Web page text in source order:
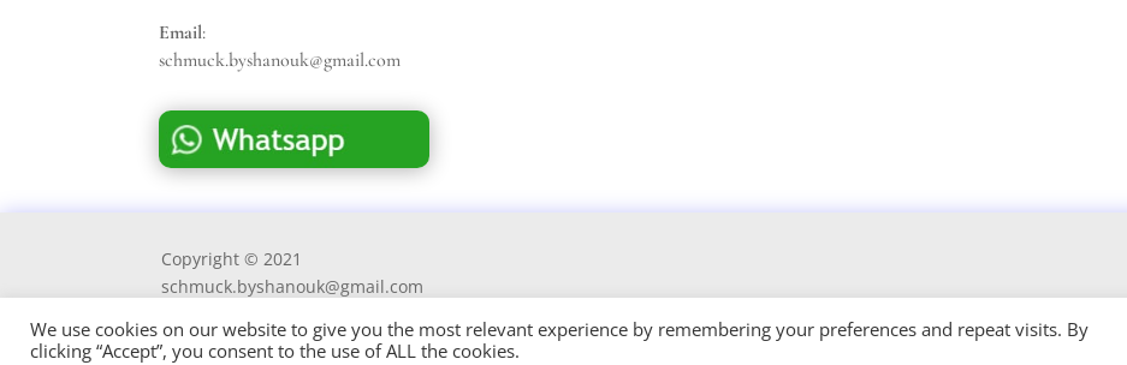
Email:
schmuck.byshanouk@gmail.com
Copyright © 2021
schmuck.byshanouk@gmail.com
We use cookies on our website to give you the most relevant experience by remembering your preferences and repeat visits. By
clicking “Accept”, you consent to the use of ALL the cookies.